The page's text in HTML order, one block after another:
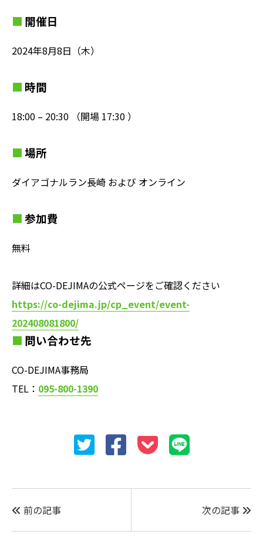
開催日
2024年8月8日（木）
時間
18:00 – 20:30 （開場 17:30 ）
場所
ダイアゴナルラン長崎 および オンライン
参加費
無料
詳細はCO-DEJIMAの公式ページをご確認ください
https://co-dejima.jp/cp_event/event-
202408081800/
問い合わせ先
CO-DEJIMA事務局
TEL： 095-800-1390
前の記事 次の記事